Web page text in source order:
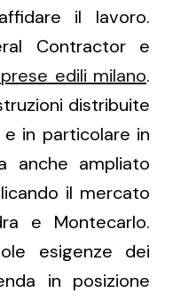
il lavoro.
Contractor e
edili milano.
distribuite
in particolare in
anche ampliato
il mercato
e Montecarlo.
esigenze dei
in posizione